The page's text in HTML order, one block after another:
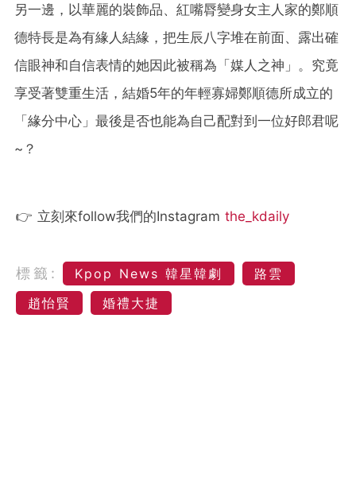
另一邊，以華麗的裝飾品、紅嘴脣變身女主人家的鄭順
德特長是為有緣人結緣，把生辰八字堆在前面、露出確
信眼神和自信表情的她因此被稱為「媒人之神」。究竟
享受著雙重生活，結婚5年的年輕寡婦鄭順德所成立的
「緣分中心」最後是否也能為自己配對到一位好郎君呢
~？
👉 立刻來follow我們的Instagram the_kdaily
標籤: Kpop News 韓星韓劇
路雲
趙怡賢
婚禮大捷